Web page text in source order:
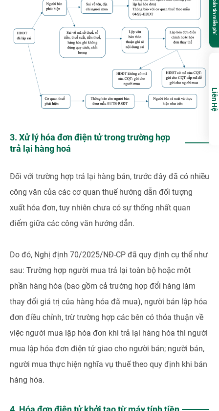
3. Xử lý hóa đơn điện tử trong trường hợp
trả lại hàng hoá
Đối với trường hợp trả lại hàng bán, trước đây đã có nhiều
công văn của các cơ quan thuế hướng dẫn đối tượng
xuất hóa đơn, tuy nhiên chưa có sự thống nhất quan
điểm giữa các công văn hướng dẫn.
Do đó, Nghị định 70/2025/NĐ-CP đã quy định cụ thể như
sau: Trường hợp người mua trả lại toàn bộ hoặc một
phần hàng hóa (bao gồm cả trường hợp đổi hàng làm
thay đổi giá trị của hàng hóa đã mua), người bán lập hóa
đơn điều chỉnh, trừ trường hợp các bên có thỏa thuận về
việc người mua lập hóa đơn khi trả lại hàng hóa thì người
mua lập hóa đơn điện tử giao cho người bán; người bán,
người mua thực hiện nghĩa vụ thuế theo quy định khi bán
hàng hóa.
Liên Hệ